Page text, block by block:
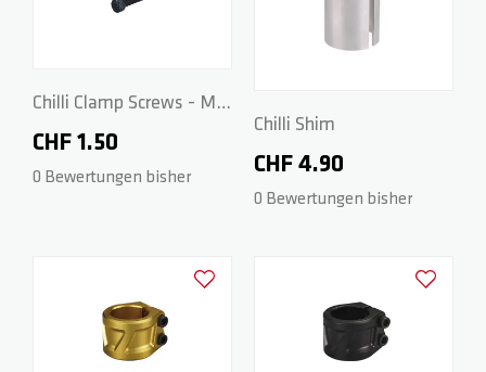
BEAST V2
BREMSEN / SCHRAUBEN
SPACER
Chilli Clamp Screws - M8
x 25mm
CHF 1.50
0 Bewertungen bisher
Chilli Shim
CHF 4.90
0 Bewertungen bisher
Zur Wunschliste hinzufügen Zur